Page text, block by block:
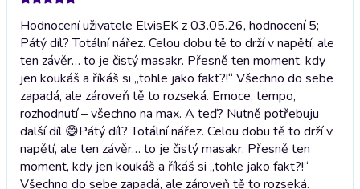
Hodnocení uživatele ElvisEK z 03.05.26, hodnocení 5;
Pátý díl? Totální nářez. Celou dobu tě to drží v napětí, ale
ten závěr… to je čistý masakr. Přesně ten moment, kdy
jen koukáš a říkáš si „tohle jako fakt?!“ Všechno do sebe
zapadá, ale zároveň tě to rozseká. Emoce, tempo,
rozhodnutí – všechno na max. A teď? Nutně potřebuju
další díl 😄Pátý díl? Totální nářez. Celou dobu tě to drží v
napětí, ale ten závěr… to je čistý masakr. Přesně ten
moment, kdy jen koukáš a říkáš si „tohle jako fakt?!“
Všechno do sebe zapadá, ale zároveň tě to rozseká.